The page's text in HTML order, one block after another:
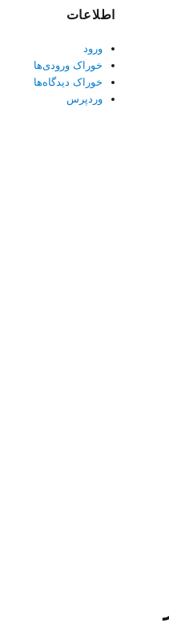
اطلاعات
ورود
خوراک ورودی‌ها
خوراک دیدگاه‌ها
وردپرس